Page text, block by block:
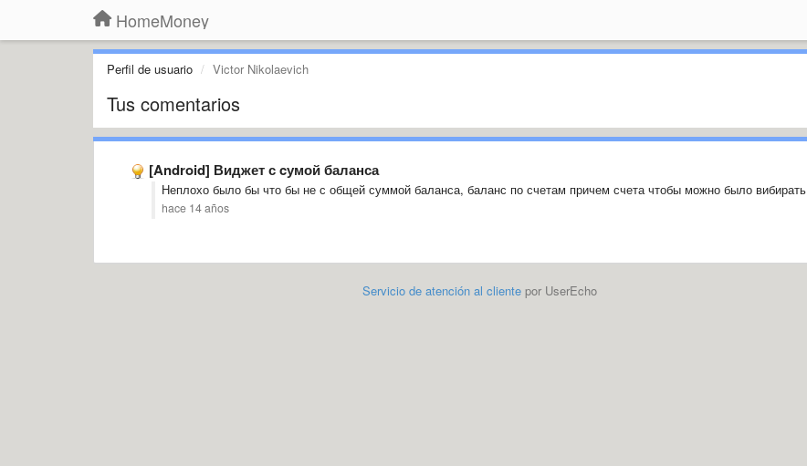
HomeMoney
Perfil de usuario Victor Nikolaevich
Tus comentarios
[Android] Виджет с cумой баланса
Неплохо было бы что бы не с общей суммой баланса, баланс по счетам причем счета чтобы можно было вибирать
hace 14 años
Servicio de atención al clientepor UserEcho